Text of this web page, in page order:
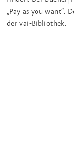
„Pay as you want“.
der vai‑Bibliothek.